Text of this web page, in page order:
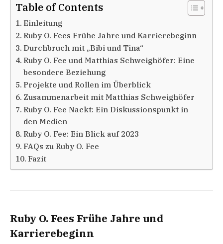
Table of Contents
Einleitung
Ruby O. Fees Frühe Jahre und Karrierebeginn
Durchbruch mit „Bibi und Tina“
Ruby O. Fee und Matthias Schweighöfer: Eine
besondere Beziehung
Projekte und Rollen im Überblick
Zusammenarbeit mit Matthias Schweighöfer
Ruby O. Fee Nackt: Ein Diskussionspunkt in
den Medien
Ruby O. Fee: Ein Blick auf 2023
FAQs zu Ruby O. Fee
Fazit
Ruby O. Fees Frühe Jahre und
Karrierebeginn